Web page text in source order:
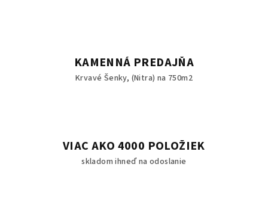
KAMENNÁ PREDAJŇA
Krvavé Šenky, (Nitra) na 750m2
VIAC AKO 4000 POLOŽIEK
skladom ihneď na odoslanie